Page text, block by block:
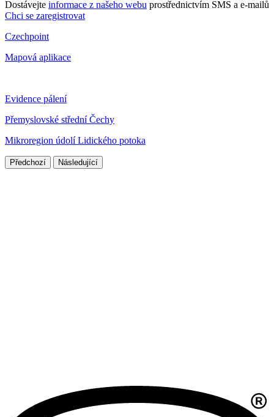
Dostávejte informace z našeho webu prostřednictvím SMS a e-mailů
Chci se zaregistrovat
Czechpoint
Mapová aplikace
Evidence pálení
Přemyslovské střední Čechy
Mikroregion údolí Lidického potoka
Předchozí Následující